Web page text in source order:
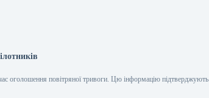
оголошення повітряної тривоги. Цю інформацію підтверджують